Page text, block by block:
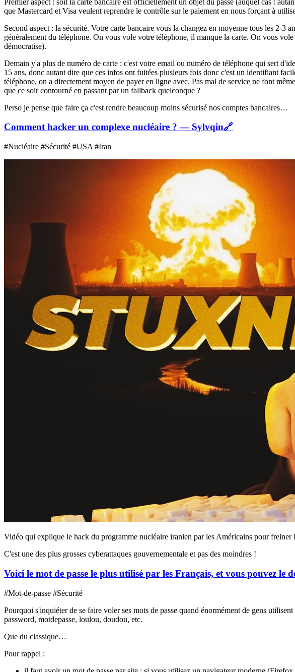
que Mastercard et Visa veulent reprendre le contrôle sur le paiement en nous forçant à
Second aspect : la sécurité. Votre carte bancaire vous la changez en moyenne tous les 2-
généralement du téléphone. On vous vole votre téléphone, il manque la carte. On vous
démocratise).
Demain y'a plus de numéro de carte : c'est votre email ou numéro de téléphone qui sert
15 ans, donc autant dire que ces infos ont fuitées plusieurs fois donc c'est un identifiant
téléphone, on a directement moyen de payer en ligne avec. Pas mal de service ne font
que ce soir contourné en passant par un fallback quelconque ?
Perso je pense que faire ça c'est rendre beaucoup moins sécurisé nos comptes bancaires…
Comment hacker un complexe nucléaire ? — Sylvqin🔗
#Nucléaire #Sécurité #USA #Iran
Vidéo qui explique le hack du programme nucléaire iranien par les Américains pour freiner
C'est une des plus grosses cyberattaques gouvernementale et pas des moindres !
Voici le mot de passe le plus utilisé par les Français, et vous pouvez le
#Mot-de-passe #Sécurité
Pourquoi s'inquiéter de se faire voler ses mots de passe quand énormément de gens
password, motdepasse, loulou, doudou, etc.
Que du classique…
Pour rappel :